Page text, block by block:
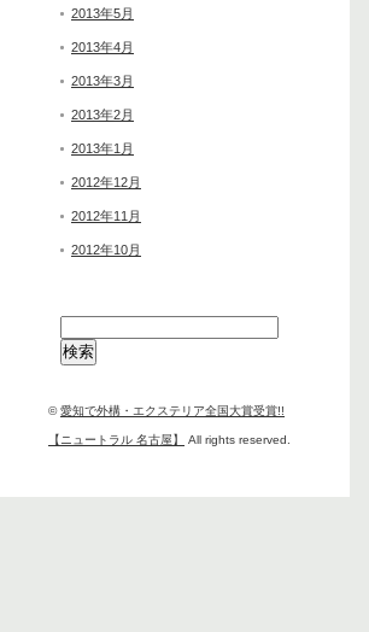
2013年5月
2013年4月
2013年3月
2013年2月
2013年1月
2012年12月
2012年11月
2012年10月
索:
©愛知で外構・エクステリア全国大賞受賞!!
【ニュートラル 名古屋】 All rights reserved.